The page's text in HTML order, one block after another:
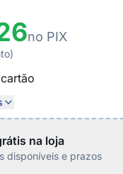
no PIX
na loja
disponíveis e prazos